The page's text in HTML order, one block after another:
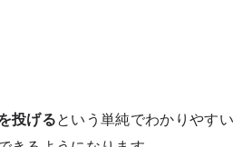
投げるという単純でわかりやす